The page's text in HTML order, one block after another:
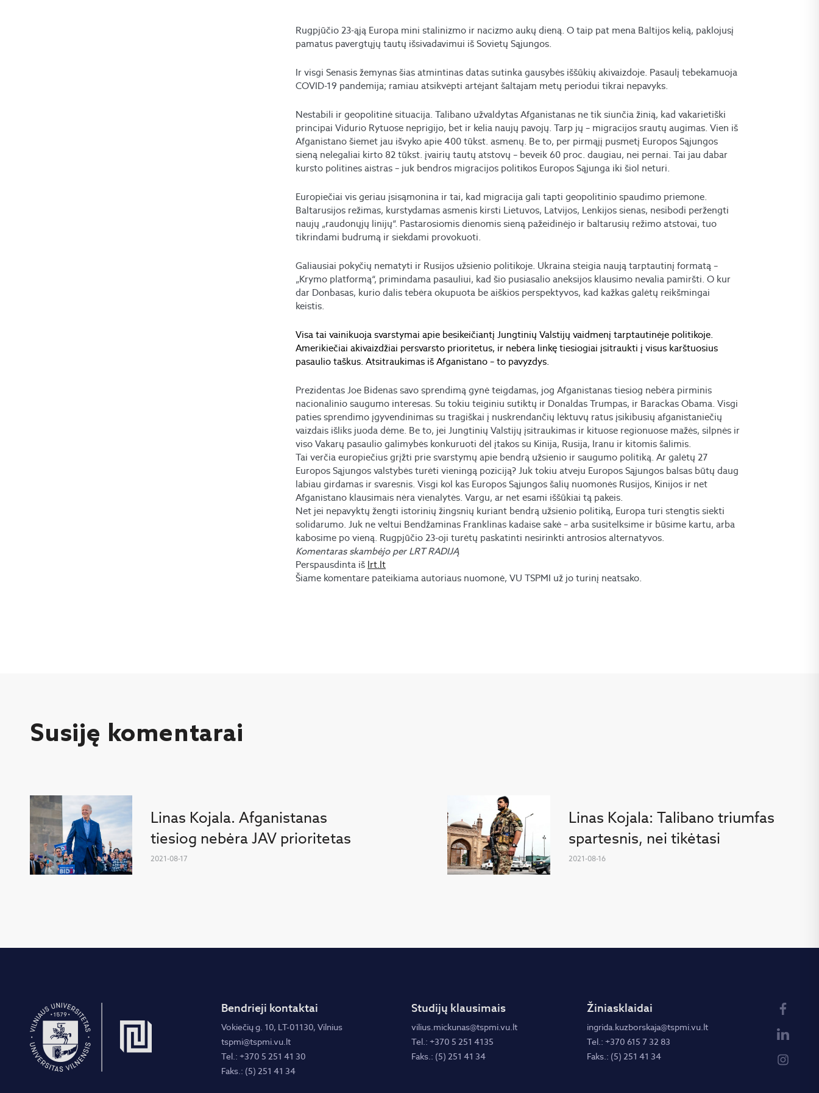
Rugpjūčio 23-ąją Europa mini stalinizmo ir nacizmo aukų dieną. O taip pat mena Baltijos kelią, paklojusį
pamatus pavergtųjų tautų išsivadavimui iš Sovietų Sąjungos.
Ir visgi Senasis žemynas šias atmintinas datas sutinka gausybės iššūkių akivaizdoje. Pasaulį tebekamuoja
COVID-19 pandemija; ramiau atsikvėpti artėjant šaltajam metų periodui tikrai nepavyks.
Nestabili ir geopolitinė situacija. Talibano užvaldytas Afganistanas ne tik siunčia žinią, kad vakarietiški
principai Vidurio Rytuose neprigijo, bet ir kelia naujų pavojų. Tarp jų – migracijos srautų augimas. Vien iš
Afganistano šiemet jau išvyko apie 400 tūkst. asmenų. Be to, per pirmąjį pusmetį Europos Sąjungos
sieną nelegaliai kirto 82 tūkst. įvairių tautų atstovų – beveik 60 proc. daugiau, nei pernai. Tai jau dabar
kursto politines aistras – juk bendros migracijos politikos Europos Sąjunga iki šiol neturi.
Europiečiai vis geriau įsisąmonina ir tai, kad migracija gali tapti geopolitinio spaudimo priemone.
Baltarusijos režimas, kurstydamas asmenis kirsti Lietuvos, Latvijos, Lenkijos sienas, nesibodi peržengti
naujų „raudonųjų linijų“. Pastarosiomis dienomis sieną pažeidinėjo ir baltarusių režimo atstovai, tuo
tikrindami budrumą ir siekdami provokuoti.
Galiausiai pokyčių nematyti ir Rusijos užsienio politikoje. Ukraina steigia naują tarptautinį formatą –
„Krymo platformą“, primindama pasauliui, kad šio pusiasalio aneksijos klausimo nevalia pamiršti. O kur
dar Donbasas, kurio dalis tebėra okupuota be aiškios perspektyvos, kad kažkas galėtų reikšmingai
keistis.
Visa tai vainikuoja svarstymai apie besikeičiantį Jungtinių Valstijų vaidmenį tarptautinėje politikoje.
Amerikiečiai akivaizdžiai persvarsto prioritetus, ir nebėra linkę tiesiogiai įsitraukti į visus karštuosius
pasaulio taškus. Atsitraukimas iš Afganistano – to pavyzdys.
Prezidentas Joe Bidenas savo sprendimą gynė teigdamas, jog Afganistanas tiesiog nebėra pirminis
nacionalinio saugumo interesas. Su tokiu teiginiu sutiktų ir Donaldas Trumpas, ir Barackas Obama. Visgi
paties sprendimo įgyvendinimas su tragiškai į nuskrendančių lėktuvų ratus įsikibusių afganistaniečių
vaizdais išliks juoda dėme. Be to, jei Jungtinių Valstijų įsitraukimas ir kituose regionuose mažės, silpnės ir
viso Vakarų pasaulio galimybės konkuruoti dėl įtakos su Kinija, Rusija, Iranu ir kitomis šalimis.
Tai verčia europiečius grįžti prie svarstymų apie bendrą užsienio ir saugumo politiką. Ar galėtų 27
Europos Sąjungos valstybės turėti vieningą poziciją? Juk tokiu atveju Europos Sąjungos balsas būtų daug
labiau girdamas ir svaresnis. Visgi kol kas Europos Sąjungos šalių nuomonės Rusijos, Kinijos ir net
Afganistano klausimais nėra vienalytės. Vargu, ar net esami iššūkiai tą pakeis.
Net jei nepavyktų žengti istorinių žingsnių kuriant bendrą užsienio politiką, Europa turi stengtis siekti
solidarumo. Juk ne veltui Bendžaminas Franklinas kadaise sakė – arba susitelksime ir būsime kartu, arba
kabosime po vieną. Rugpjūčio 23-oji turėtų paskatinti nesirinkti antrosios alternatyvos.
Komentaras skambėjo per LRT RADIJĄ
Perspausdinta iš lrt.lt
Šiame komentare pateikiama autoriaus nuomonė, VU TSPMI už jo turinį neatsako.
Susiję komentarai
Linas Kojala. Afganistanas
tiesiog nebėra JAV prioritetas
2021-08-17
Linas Kojala: Talibano triumfas
spartesnis, nei tikėtasi
2021-08-16
Bendrieji kontaktai
Vokiečių g. 10, LT-01130, Vilnius
tspmi@tspmi.vu.lt
Tel.: +370 5 251 41 30
Faks.: (5) 251 41 34
Studijų klausimais
vilius.mickunas@tspmi.vu.lt
Tel.: +370 5 251 4135
Faks.: (5) 251 41 34
Žiniasklaidai
ingrida.kuzborskaja@tspmi.vu.lt
Tel.: +370 615 7 32 83
Faks.: (5) 251 41 34